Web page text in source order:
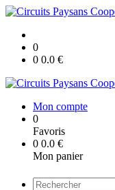
0
0 0.0 €
Mon compte
0
Favoris
0 0.0 €
Mon panier